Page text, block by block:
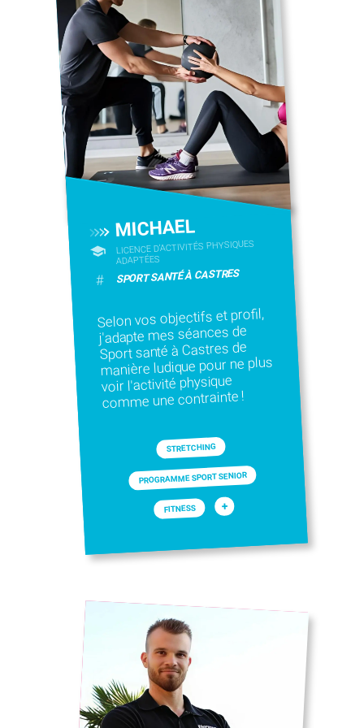
MICHAEL
LICENCE D’ACTIVITÉS PHYSIQUES
ADAPTÉES
# SPORT SANTÉ À CASTRES
Selon vos objectifs et profil,
j'adapte mes séances de
Sport santé à Castres de
manière ludique pour ne plus
voir l'activité physique
comme une contrainte !
STRETCHING
PROGRAMME SPORT SENIOR
FITNESS +